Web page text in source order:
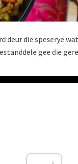
deur die speserye
gee die